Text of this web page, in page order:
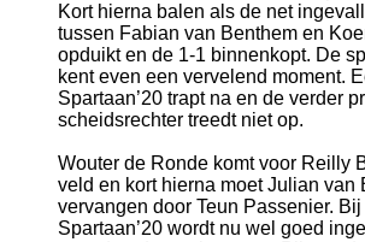
Kort hierna balen als de net
tussen Fabian van Benthem en
opduikt en de 1-1 binnenkopt. De
kent even een vervelend moment.
Spartaan’20 trapt na en de verder
scheidsrechter treedt niet op.
Wouter de Ronde komt voor Reilly
veld en kort hierna moet Julian van
vervangen door Teun Passenier.
Spartaan’20 wordt nu wel goed